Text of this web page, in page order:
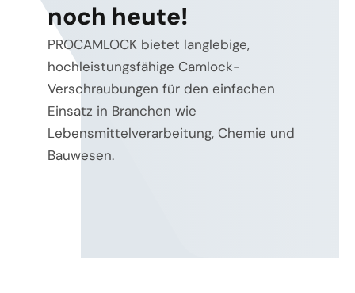
noch heute!
PROCAMLOCK bietet langlebige,
hochleistungsfähige Camlock-
Verschraubungen für den einfachen
Einsatz in Branchen wie
Lebensmittelverarbeitung, Chemie und
Bauwesen.